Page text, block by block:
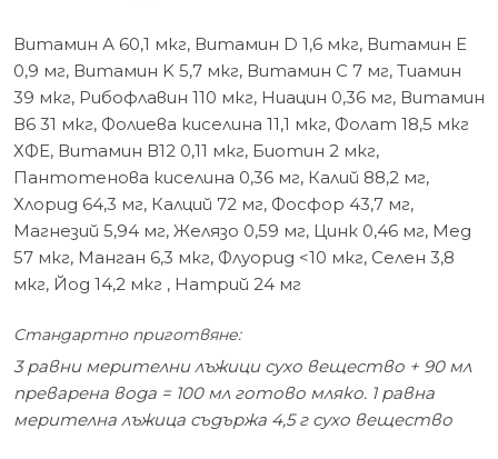
Витамин А 60,1 мкг, Витамин D 1,6 мкг, Витамин E
0,9 мг, Витамин K 5,7 мкг, Витамин С 7 мг, Тиамин
39 мкг, Рибофлавин 110 мкг, Ниацин 0,36 мг, Витамин
В6 31 мкг, Фолиева киселина 11,1 мкг, Фолат 18,5 мкг
ХФЕ, Витамин В12 0,11 мкг, Биотин 2 мкг,
Пантотенова киселина 0,36 мг, Калий 88,2 мг,
Хлорид 64,3 мг, Калций 72 мг, Фосфор 43,7 мг,
Магнезий 5,94 мг, Желязо 0,59 мг, Цинк 0,46 мг, Мед
57 мкг, Манган 6,3 мкг, Флуорид <10 мкг, Селен 3,8
мкг, Йод 14,2 мкг , Натрий 24 мг
Стандартно приготвяне:
3 равни мерителни лъжици сухо вещество + 90 мл
преварена вода = 100 мл готово мляко. 1 равна
мерителна лъжица съдържа 4,5 г сухо вещество